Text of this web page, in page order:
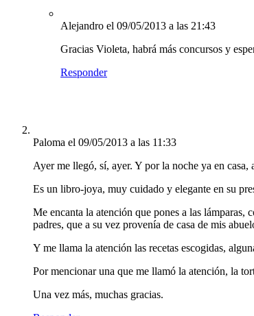
Alejandro el 09/05/2013 a las 21:43
Gracias Violeta, habrá más concursos y
Responder
Paloma el 09/05/2013 a las 11:33
Ayer me llegó, sí, ayer. Y por la noche ya en
Es un libro-joya, muy cuidado y elegante en su
Me encanta la atención que pones a las lámparas,
padres, que a su vez provenía de casa de mis
Y me llama la atención las recetas escogidas,
Por mencionar una que me llamó la atención, la
Una vez más, muchas gracias.